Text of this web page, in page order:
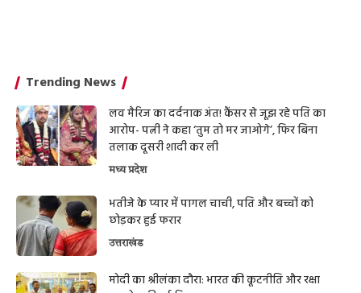
Trending News
लव मैरिज का दर्दनाक अंत! कैंसर से जूझ रहे पति का
आरोप- पत्नी ने कहा ‘तुम तो मर जाओगे’, फिर बिना
तलाक दूसरी शादी कर ली
मध्य प्रदेश
भतीजे के प्यार में पागल चाची, पति और बच्चों को
छोड़कर हुई फरार
उत्तराखंड
मोदी का श्रीलंका दौरा: भारत की कूटनीति और रक्षा